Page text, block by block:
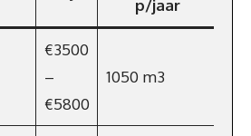
p/jaar
€3500
–
€5800
1050 m3